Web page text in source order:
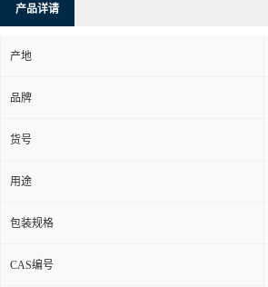
产品详请
产地
品牌
货号
用途
包装规格
CAS编号